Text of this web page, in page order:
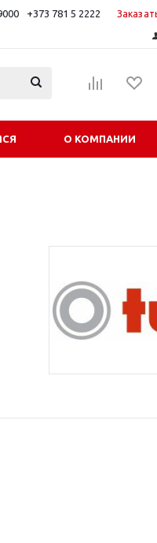
+373 781 5 2222
О КОМПАНИИ